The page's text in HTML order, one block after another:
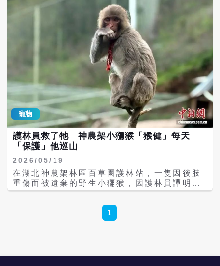
寵物
護林員救了牠 神農架小獼猴「猴健」每天
「保護」他巡山
2026/05/19
在湖北神農架林區百草園護林站，一隻因後肢
重傷而被遺棄的野生小獼猴，因護林員譚明寬
的救助，展開了一段跨越物種的深厚情感故
康成長」，也寄託了護林員希望牠重返山林的
1